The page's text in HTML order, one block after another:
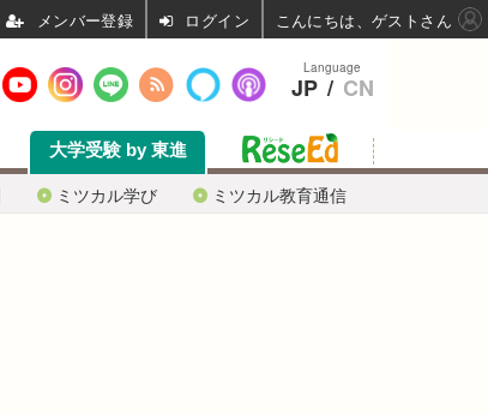
ミツカル学び ミツカル教育通信
大学受験 by 東進
Language
JP / CN
ログイン こんにちは、ゲストさん